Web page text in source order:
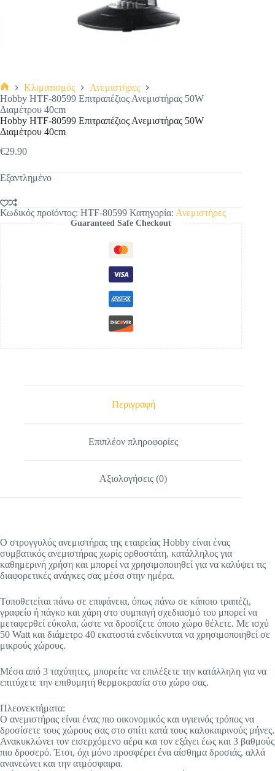
Αρχική
σελίδα
Κλιματισμός
Ανεμιστήρες
Hobby HTF-80599 Επιτραπέζιος Ανεμιστήρας 50W
Διαμέτρου 40cm
Hobby HTF-80599 Επιτραπέζιος Ανεμιστήρας 50W
Διαμέτρου 40cm
€29.90
Εξαντλημένο
Κωδικός προϊόντος: HTF-80599 Κατηγορία: Ανεμιστήρες
Guaranteed Safe Checkout
Περιγραφή
Επιπλέον πληροφορίες
Αξιολογήσεις (0)
Ο στρογγυλός ανεμιστήρας της εταιρείας Hobby είναι ένας
συμβατικός ανεμιστήρας χωρίς ορθοστάτη, κατάλληλος για
καθημερινή χρήση και μπορεί να χρησιμοποιηθεί για να καλύψει τις
διαφορετικές ανάγκες σας μέσα στην ημέρα.
Τοποθετείται πάνω σε επιφάνεια, όπως πάνω σε κάποιο τραπέζι,
γραφείο ή πάγκο και χάρη στο συμπαγή σχεδιασμό του μπορεί να
μεταφερθεί εύκολα, ώστε να δροσίζετε όποιο χώρο θέλετε. Με ισχύ
50 Watt και διάμετρο 40 εκατοστά ενδείκνυται να χρησιμοποιηθεί σε
μικρούς χώρους.
Μέσα από 3 ταχύτητες, μπορείτε να επιλέξετε την κατάλληλη για να
επιτύχετε την επιθυμητή θερμοκρασία στο χώρο σας.
Πλεονεκτήματα:
Ο ανεμιστήρας είναι ένας πιο οικονομικός και υγιεινός τρόπος να
δροσίσετε τους χώρους σας στο σπίτι κατά τους καλοκαιρινούς μήνες.
Ανακυκλώνει τον εισερχόμενο αέρα και τον εξάγει έως και 3 βαθμούς
πιο δροσερό. Έτσι, όχι μόνο προσφέρει ένα αίσθημα δροσιάς, αλλά
ανανεώνει και την ατμόσφαιρα.